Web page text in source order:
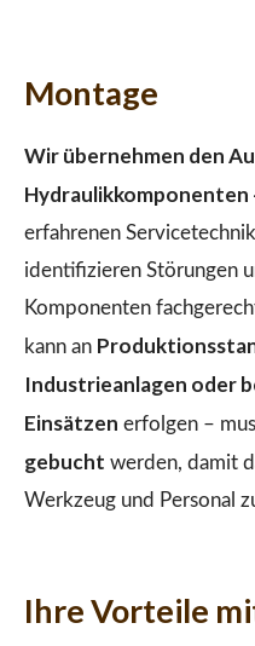
Montage
Wir übernehmen den
erfahrenen
identifizieren Störungen
Komponenten
kann an
Industrieanlagen oder
Einsätzen erfolgen –
gebucht werden, damit
Werkzeug und Personal
Ihre Vorteile